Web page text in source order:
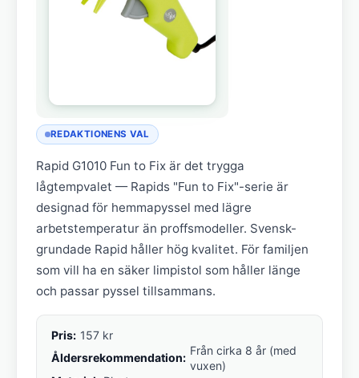
REDAKTIONENS VAL
Rapid G1010 Fun to Fix är det trygga
lågtempvalet — Rapids "Fun to Fix"-serie är
designad för hemmapyssel med lägre
arbetstemperatur än proffsmodeller. Svensk-
grundade Rapid håller hög kvalitet. För familjen
som vill ha en säker limpistol som håller länge
och passar pyssel tillsammans.
Pris: 157 kr
Åldersrekommendation:
Från cirka 8 år (med
vuxen)